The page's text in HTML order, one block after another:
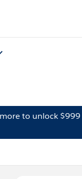
to unlock $999